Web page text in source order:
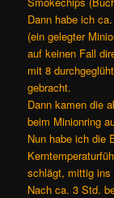
Dann habe ich
(ein gelegter
auf keinen Fall
mit 8
gebracht.
Dann kamen die
beim Minionring
Nun habe ich die
schlägt, mittig ins
Nach ca. 3 Std.